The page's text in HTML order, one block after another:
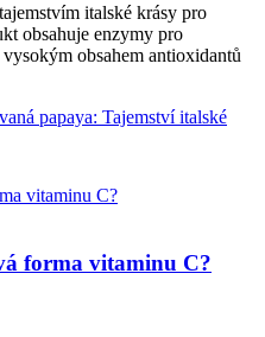
italské krásy pro
obsahuje enzymy pro
obsahem antioxidantů
papaya: Tajemství italské
forma vitaminu C?